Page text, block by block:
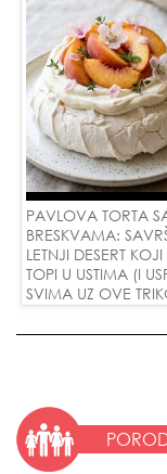
PAVLOVA TORTA
BRESKVAMA:
LETNJI DESERT KOJI
TOPI U USTIMA (I
SVIMA UZ OVE